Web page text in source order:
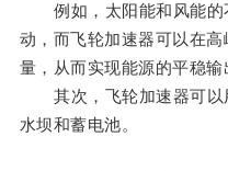
例如，太阳能和风能的
动，而飞轮加速器可以在
量，从而实现能源的平稳输
其次，飞轮加速器可以
水坝和蓄电池。